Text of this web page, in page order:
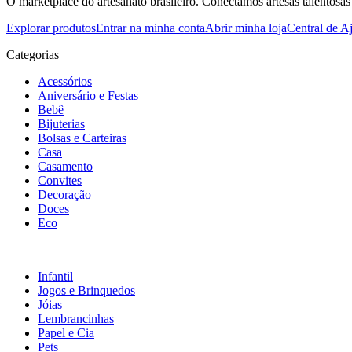
Explorar produtosEntrar na minha contaAbrir minha lojaCentral de
Categorias
Acessórios
Aniversário e Festas
Bebê
Bijuterias
Bolsas e Carteiras
Casa
Casamento
Convites
Decoração
Doces
Eco
Infantil
Jogos e Brinquedos
Jóias
Lembrancinhas
Papel e Cia
Pets